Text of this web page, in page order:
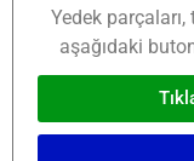
Yedek
aşağıdaki